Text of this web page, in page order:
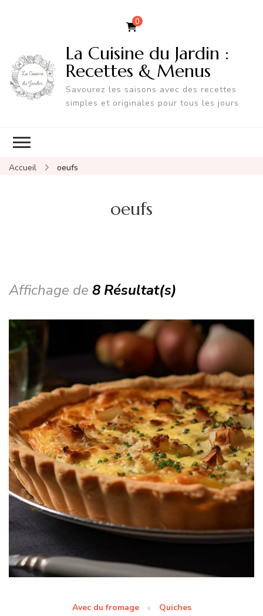
0
La Cuisine du Jardin :
Recettes & Menus
Savourez les saisons avec des recettes
simples et originales pour tous les jours
Accueil oeufs
oeufs
Affichage de 8 Résultat(s)
Avec du fromage Quiches